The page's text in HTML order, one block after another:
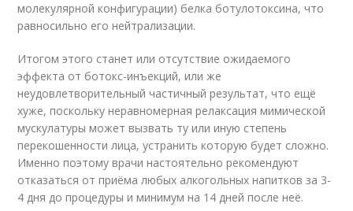
молекулярной конфигурации) белка ботулотоксина, что
равносильно его нейтрализации.
Итогом этого станет или отсутствие ожидаемого
эффекта от ботокс-инъекций, или же
неудовлетворительный частичный результат, что ещё
хуже, поскольку неравномерная релаксация мимической
мускулатуры может вызвать ту или иную степень
перекошенности лица, устранить которую будет сложно.
Именно поэтому врачи настоятельно рекомендуют
отказаться от приёма любых алкогольных напитков за 3-
4 дня до процедуры и минимум на 14 дней после неё.